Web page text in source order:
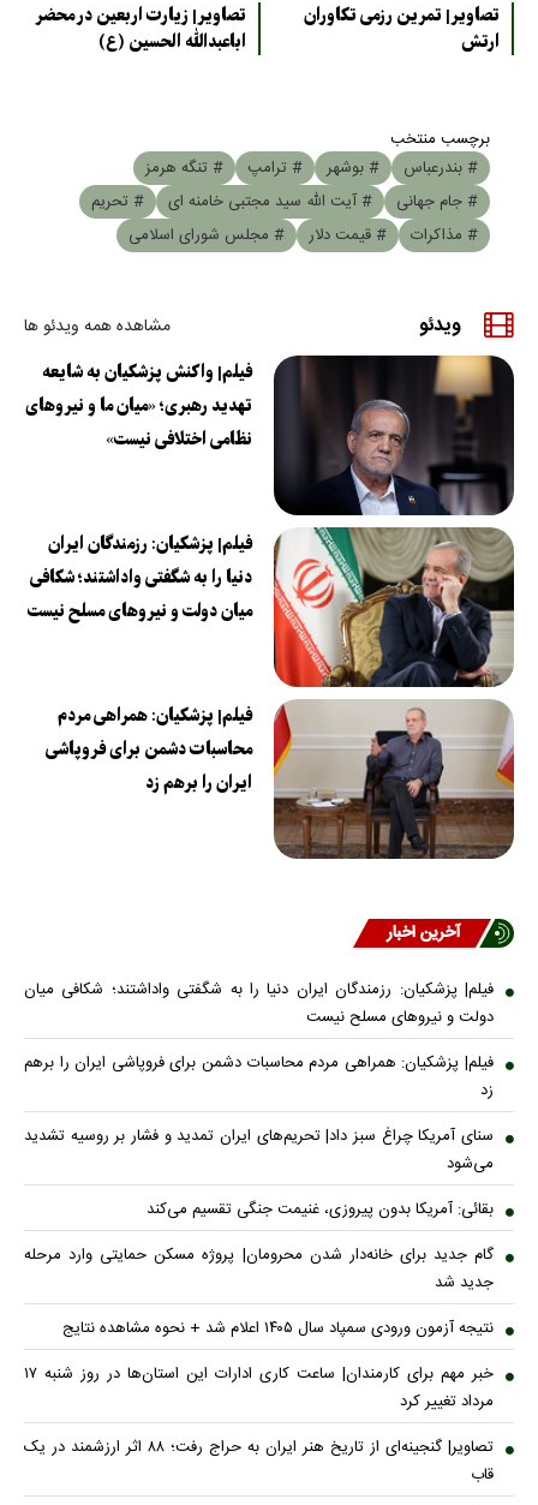
تصاویر| تمرین رزمی تکاوران
ارتش
تصاویر| زیارت اربعین در محضر
اباعبدالله الحسین (ع)
برچسب منتخب
# بندرعباس
# بوشهر # ترامپ
# تنگه هرمز
# جام جهانی
# آیت الله سید مجتبی خامنه ای
# تحریم
# مذاکرات
# قیمت دلار # مجلس شورای اسلامی
ویدئو مشاهده همه ویدئو ها
فیلم| واکنش پزشکیان به شایعه
تهدید رهبری؛ «میان ما و نیروهای
نظامی اختلافی نیست»
فیلم| پزشکیان: رزمندگان ایران
دنیا را به شگفتی واداشتند؛ شکافی
میان دولت و نیروهای مسلح نیست
فیلم| پزشکیان: همراهی مردم
محاسبات دشمن برای فروپاشی
ایران را برهم زد
آخرین اخبار
فیلم| پزشکیان: رزمندگان ایران دنیا را به شگفتی واداشتند؛ شکافی میان
دولت و نیروهای مسلح نیست
فیلم| پزشکیان: همراهی مردم محاسبات دشمن برای فروپاشی ایران را برهم
زد
سنای آمریکا چراغ سبز داد| تحریم‌های ایران تمدید و فشار بر روسیه تشدید
می‌شود
بقائی: آمریکا بدون پیروزی، غنیمت جنگی تقسیم می‌کند
گام جدید برای خانه‌دار شدن محرومان| پروژه مسکن حمایتی وارد مرحله
جدید شد
نتیجه آزمون ورودی سمپاد سال ۱۴۰۵ اعلام شد + نحوه مشاهده نتایج
خبر مهم برای کارمندان| ساعت کاری ادارات این استان‌ها در روز شنبه ۱۷
مرداد تغییر کرد
تصاویر| گنجینه‌ای از تاریخ هنر ایران به حراج رفت؛ ۸۸ اثر ارزشمند در یک
قاب